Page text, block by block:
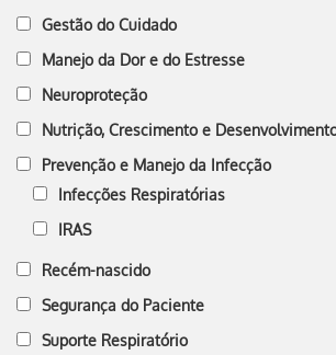
Gestão do Cuidado
Manejo da Dor e do Estresse
Neuroproteção
Nutrição, Crescimento e
Prevenção e Manejo da Infecção
Infecções Respiratórias
IRAS
Recém-nascido
Segurança do Paciente
Suporte Respiratório